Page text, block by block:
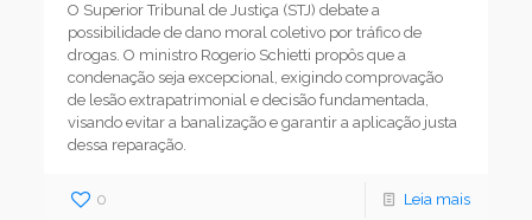
O Superior Tribunal de Justiça (STJ) debate a
possibilidade de dano moral coletivo por tráfico de
drogas. O ministro Rogerio Schietti propôs que a
condenação seja excepcional, exigindo comprovação
de lesão extrapatrimonial e decisão fundamentada,
visando evitar a banalização e garantir a aplicação justa
dessa reparação.
0 Leia mais